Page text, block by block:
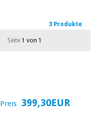
3 Produkte
Seite1 von 1
Preis 399,30EUR